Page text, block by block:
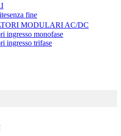
fine
MODULARI AC/DC
ingresso monofase
ingresso trifase